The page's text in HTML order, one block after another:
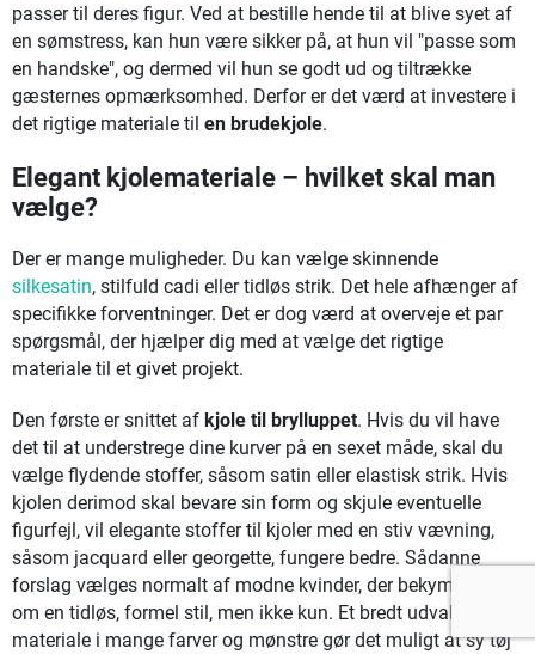
passer til deres figur. Ved at bestille hende til at blive syet af
en sømstress, kan hun være sikker på, at hun vil "passe som
en handske", og dermed vil hun se godt ud og tiltrække
gæsternes opmærksomhed. Derfor er det værd at investere i
det rigtige materiale til en brudekjole.
Elegant kjolemateriale – hvilket skal man
vælge?
Der er mange muligheder. Du kan vælge skinnende
silkesatin, stilfuld cadi eller tidløs strik. Det hele afhænger af
specifikke forventninger. Det er dog værd at overveje et par
spørgsmål, der hjælper dig med at vælge det rigtige
materiale til et givet projekt.
Den første er snittet af kjole til brylluppet. Hvis du vil have
det til at understrege dine kurver på en sexet måde, skal du
vælge flydende stoffer, såsom satin eller elastisk strik. Hvis
kjolen derimod skal bevare sin form og skjule eventuelle
figurfejl, vil elegante stoffer til kjoler med en stiv vævning,
såsom jacquard eller georgette, fungere bedre. Sådanne
forslag vælges normalt af modne kvinder, der bekymrer sig
om en tidløs, formel stil, men ikke kun. Et bredt udvalg af
materiale i mange farver og mønstre gør det muligt at sy tøj